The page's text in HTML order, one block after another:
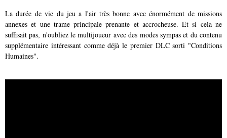
La durée de vie du jeu a l'air très bonne avec énormément de missions
annexes et une trame principale prenante et accrocheuse. Et si cela ne
suffisait pas, n'oubliez le multijoueur avec des modes sympas et du contenu
supplémentaire intéressant comme déjà le premier DLC sorti "Conditions
Humaines".